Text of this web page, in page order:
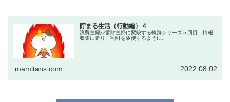
貯まる生活（行動編）４
浪費主婦が蓄財主婦に変貌する軌跡シリーズ５回目、情報
収集に走り、割引を駆使するように。
mamitans.com 2022.08.02